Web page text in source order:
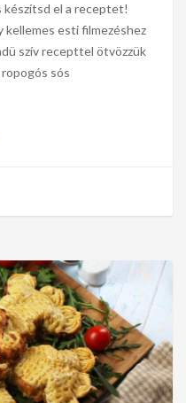
készítsd el a receptet!
kellemes esti filmezéshez
szív recepttel ötvözzük
sós